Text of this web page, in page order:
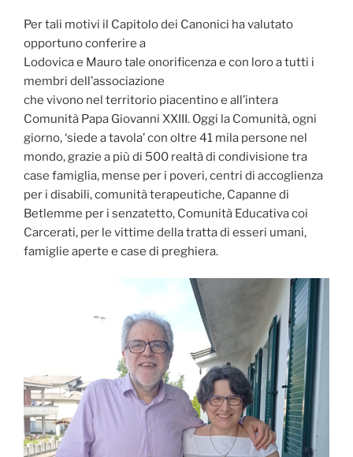
Per tali motivi il Capitolo dei Canonici ha valutato
opportuno conferire a
Lodovica e Mauro tale onorificenza e con loro a tutti i
membri dell’associazione
che vivono nel territorio piacentino e all’intera
Comunità Papa Giovanni XXIII. Oggi la Comunità, ogni
giorno, ‘siede a tavola’ con oltre 41 mila persone nel
mondo, grazie a più di 500 realtà di condivisione tra
case famiglia, mense per i poveri, centri di accoglienza
per i disabili, comunità terapeutiche, Capanne di
Betlemme per i senzatetto, Comunità Educativa coi
Carcerati, per le vittime della tratta di esseri umani,
famiglie aperte e case di preghiera.